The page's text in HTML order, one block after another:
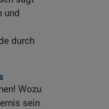
und
durch
Wozu
sein